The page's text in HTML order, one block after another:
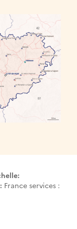
France services :